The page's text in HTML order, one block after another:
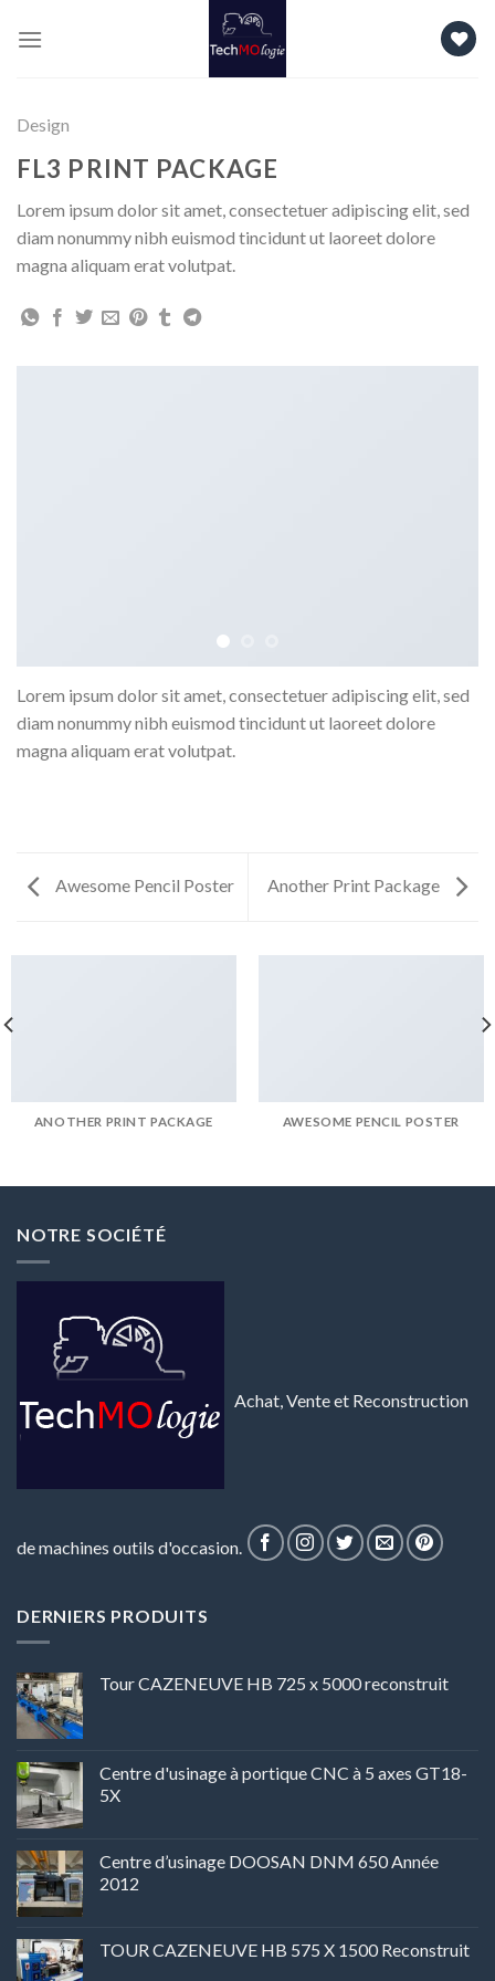
Design
FL3 PRINT PACKAGE
Lorem ipsum dolor sit amet, consectetuer adipiscing elit, sed
diam nonummy nibh euismod tincidunt ut laoreet dolore
magna aliquam erat volutpat.
Lorem ipsum dolor sit amet, consectetuer adipiscing elit, sed
diam nonummy nibh euismod tincidunt ut laoreet dolore
magna aliquam erat volutpat.
Awesome Pencil Poster Another Print Package
ANOTHER PRINT PACKAGE AWESOME PENCIL POSTER
NOTRE SOCIÉTÉ
Achat, Vente et Reconstruction
de machines outils d'occasion.
DERNIERS PRODUITS
Tour CAZENEUVE HB 725 x 5000 reconstruit
Centre d'usinage à portique CNC à 5 axes GT18-
5X
Centre d’usinage DOOSAN DNM 650 Année
2012
TOUR CAZENEUVE HB 575 X 1500 Reconstruit